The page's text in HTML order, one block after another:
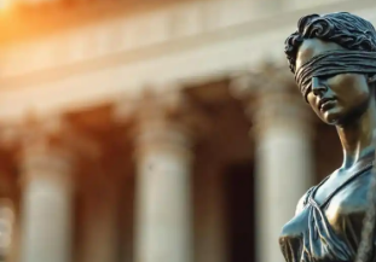
Все материалы 7инфо
О НАС
ПОИСК ПО САЙТУ